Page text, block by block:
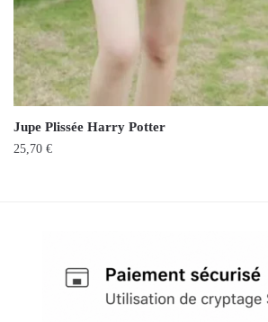
Jupe Plissée Harry Potter
25,70 €